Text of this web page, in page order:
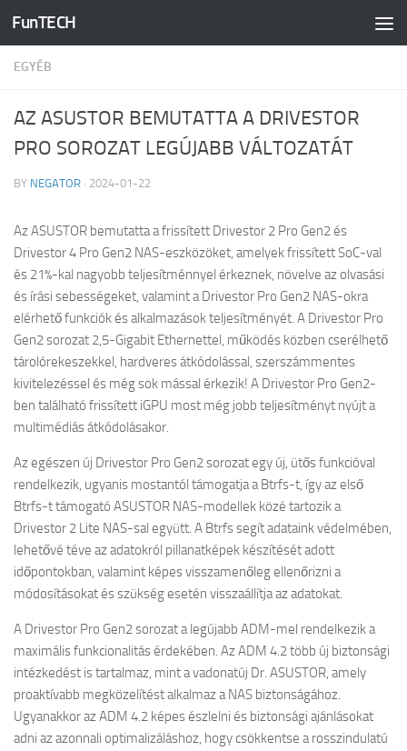
Skip to content
FunTECH
EGYÉB
AZ ASUSTOR BEMUTATTA A DRIVESTOR
PRO SOROZAT LEGÚJABB VÁLTOZATÁT
BY NEGATOR · 2024-01-22
Az ASUSTOR bemutatta a frissített Drivestor 2 Pro Gen2 és
Drivestor 4 Pro Gen2 NAS-eszközöket, amelyek frissített SoC-val
és 21%-kal nagyobb teljesítménnyel érkeznek, növelve az olvasási
és írási sebességeket, valamint a Drivestor Pro Gen2 NAS-okra
elérhető funkciók és alkalmazások teljesítményét. A Drivestor Pro
Gen2 sorozat 2,5-Gigabit Ethernettel, működés közben cserélhető
tárolórekeszekkel, hardveres átkódolással, szerszámmentes
kivitelezéssel és még sok mással érkezik! A Drivestor Pro Gen2-
ben található frissített iGPU most még jobb teljesítményt nyújt a
multimédiás átkódolásakor.
Az egészen új Drivestor Pro Gen2 sorozat egy új, ütős funkcióval
rendelkezik, ugyanis mostantól támogatja a Btrfs-t, így az első
Btrfs-t támogató ASUSTOR NAS-modellek közé tartozik a
Drivestor 2 Lite NAS-sal együtt. A Btrfs segít adataink védelmében,
lehetővé téve az adatokról pillanatképek készítését adott
időpontokban, valamint képes visszamenőleg ellenőrizni a
módosításokat és szükség esetén visszaállítja az adatokat.
A Drivestor Pro Gen2 sorozat a legújabb ADM-mel rendelkezik a
maximális funkcionalitás érdekében. Az ADM 4.2 több új biztonsági
intézkedést is tartalmaz, mint a vadonatúj Dr. ASUSTOR, amely
proaktívabb megközelítést alkalmaz a NAS biztonságához.
Ugyanakkor az ADM 4.2 képes észlelni és biztonsági ajánlásokat
adni az azonnali optimalizáláshoz, hogy csökkentse a rosszindulatú